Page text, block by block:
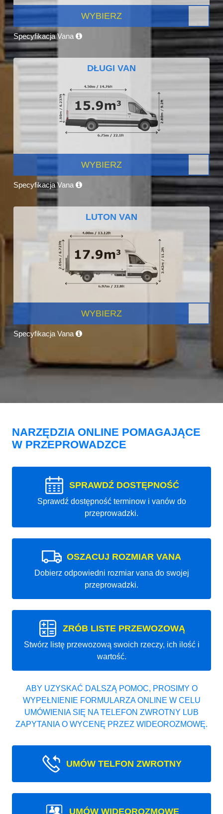
WYBIERZ
Specyfikacja Vana
DŁUGI VAN
WYBIERZ
Specyfikacja Vana
LUTON VAN
WYBIERZ
Specyfikacja Vana
NARZĘDZIA ONLINE POMAGAJĄCE
W PRZEPROWADZCE
SPRAWDŹ DOSTĘPNOŚĆ
Sprawdź dostępność terminow i vanów do
przeprowadzki.
OSZACUJ ROZMIAR VANA
Dobierz odpowiedni rozmiar vana do swojej
przeprowadzki.
ZRÓB LISTE PRZEWOZOWĄ
Stwórz listę przewozową swoich rzeczy, ich ilość i
wartość.
ABY UZYSKAĆ DALSZĄ POMOC, PROSIMY O
WYPEŁNIENIE FORMULARZA ONLINE W CELU
UMÓWIENIA SIĘ NA TELEFON ZWROTNY LUB
ZAPYTANIA O WYCENĘ PRZEZ WIDEOROZMOWĘ.
UMÓW TELFON ZWROTNY
UMÓW WIDEOROZMOWE